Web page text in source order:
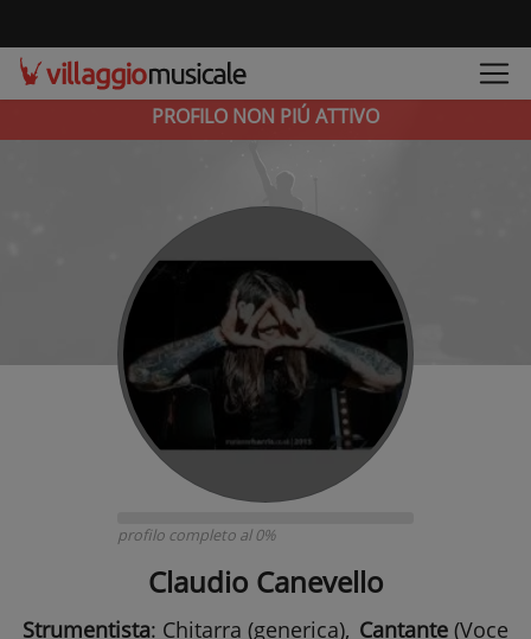
PROFILO NON PIÚ ATTIVO
profilo completo al 0%
Claudio Canevello
Strumentista: Chitarra (generica), Cantante (Voce